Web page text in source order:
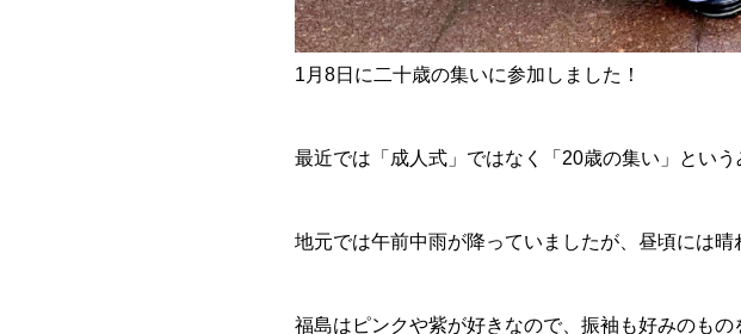
1月8日に二十歳の集いに参加しました！
最近では「成人式」ではなく「20歳の集い」とい
地元では午前中雨が降っていましたが、昼頃には
福島はピンクや紫が好きなので、振袖も好みのもの